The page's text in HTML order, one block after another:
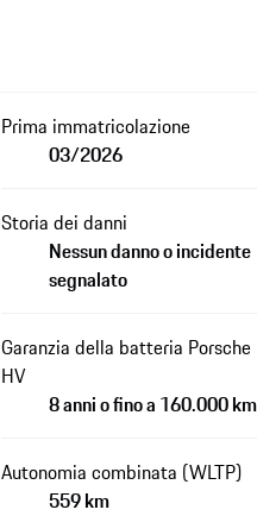
Prima immatricolazione
03/2026
Storia dei danni
Nessun danno o incidente
segnalato
Garanzia della batteria Porsche
HV
8 anni o fino a 160.000 km
Autonomia combinata (WLTP)
559 km